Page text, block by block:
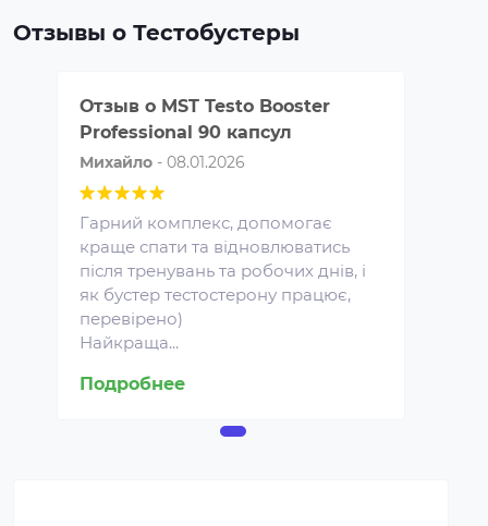
Отзывы о Тестобустеры
Отзыв о MST Testo Booster
Professional 90 капсул
Михайло - 08.01.2026
Гарний комплекс, допомогає
краще спати та відновлюватись
після тренувань та робочих днів, і
як бустер тестостерону працює,
перевірено)
Найкраща...
Подробнее
Протеин для спортивного
питания представляет собой
концентрат белка в виде
порошка. Это безопасная
пищевая добавка, которая
потребности человека в белке,